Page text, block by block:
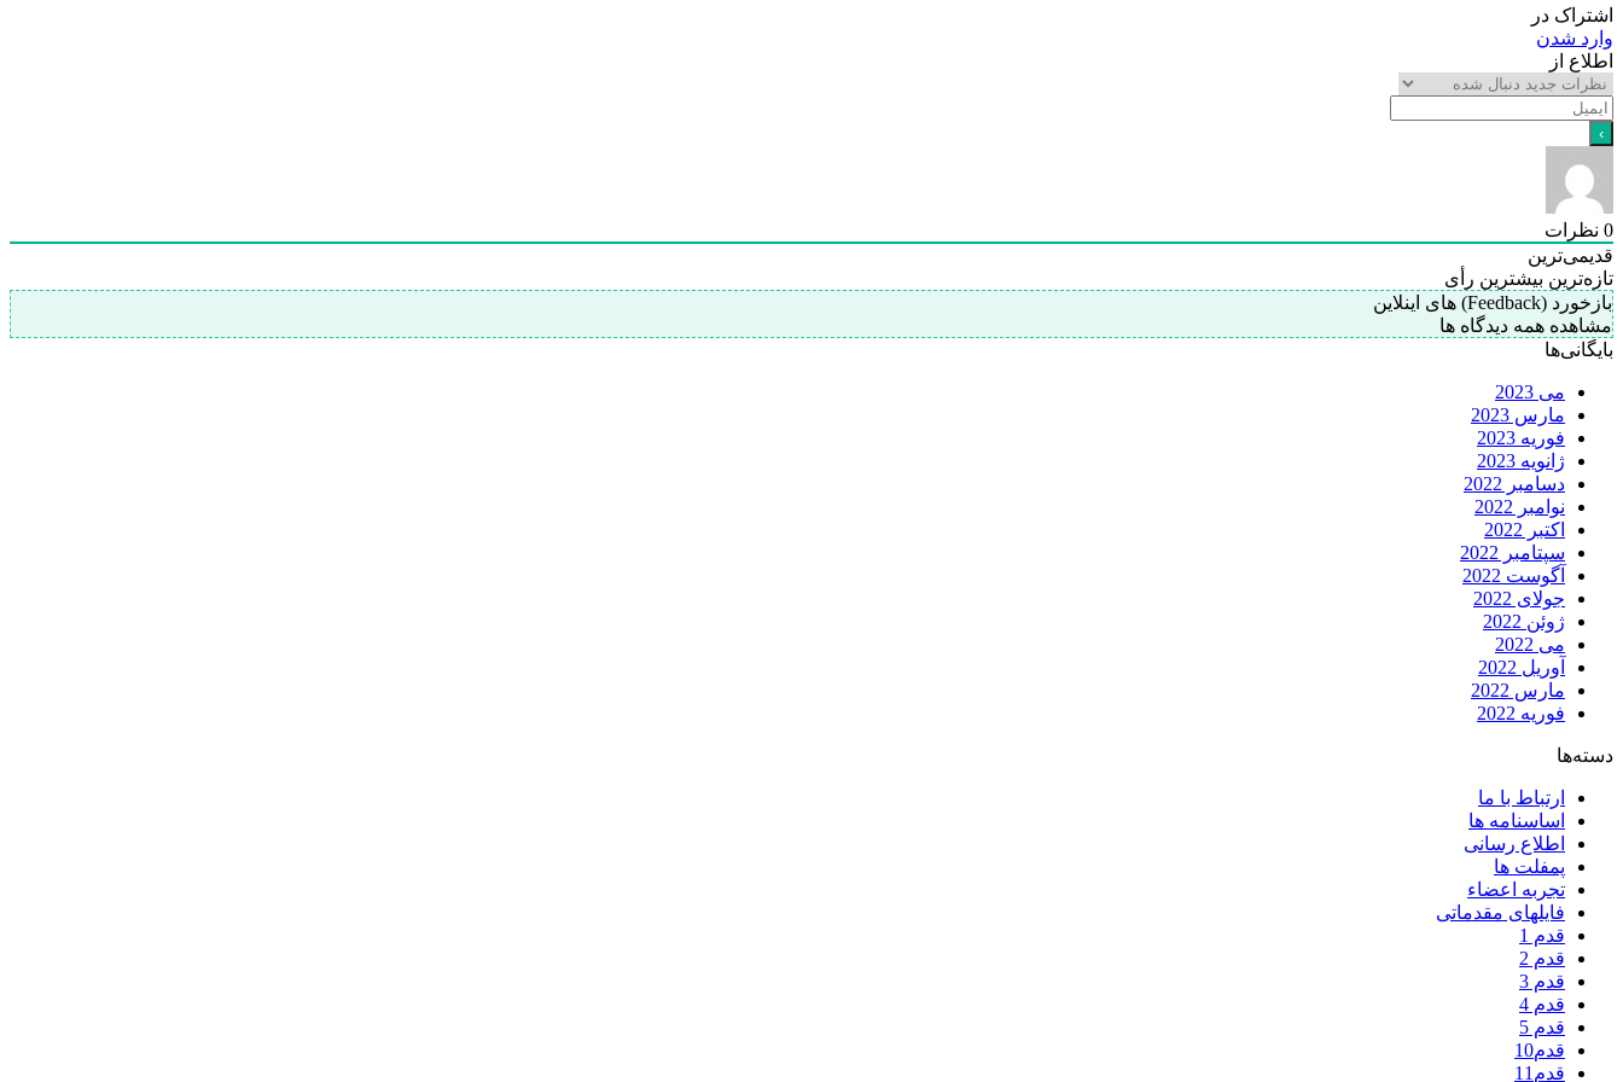
اشتراک در
وارد شدن
اطلاع از
0 نظرات
قدیمی‌ترین
تازه‌ترین بیشترین رأی
بازخورد (Feedback) های اینلاین
مشاهده همه دیدگاه ها
بایگانی‌ها
می 2023
مارس 2023
فوریه 2023
ژانویه 2023
دسامبر 2022
نوامبر 2022
اکتبر 2022
سپتامبر 2022
آگوست 2022
جولای 2022
ژوئن 2022
می 2022
آوریل 2022
مارس 2022
فوریه 2022
دسته‌ها
ارتباط با ما
اساسنامه ها
اطلاع رسانی
پمفلت ها
تجربه اعضاء
فایلهای مقدماتی
قدم 1
قدم 2
قدم 3
قدم 4
قدم 5
قدم10
قدم11